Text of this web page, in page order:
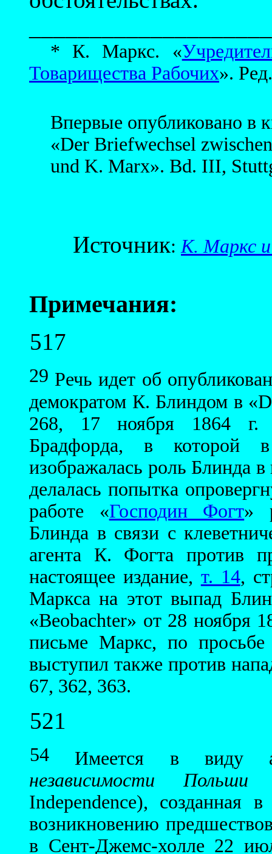
* К. Маркс. «
Товарищества Рабочих». Ред.
Впервые опубликовано в
«Der Briefwechsel
und K. Marx». Bd. III,
Источник: К. Маркс
Примечания:
517
29 Речь идет об
демократом К. Блиндом в
268, 17 ноября 1864 г.
Брадфорда, в которой в
изображалась роль Блинда
делалась попытка
работе «Господин Фогт»
Блинда в связи с
агента К. Фогта против
настоящее издание, т. 14,
Маркса на этот выпад
«Beobachter» от 28 ноября
письме Маркс, по
выступил также против
67, 362, 363.
521
54 Имеется в виду
независимости Польши
Independence),
возникновению
в Сент-Джемс-холле 22